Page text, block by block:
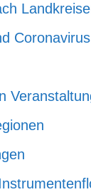
Coronavirus